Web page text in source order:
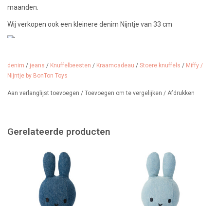
maanden.
Wij verkopen ook een kleinere denim Nijntje van 33 cm
denim / jeans / Knuffelbeesten / Kraamcadeau / Stoere knuffels / Miffy /
Nijntje by BonTon Toys
Aan verlanglijst toevoegen / Toevoegen om te vergelijken / Afdrukken
Gerelateerde producten